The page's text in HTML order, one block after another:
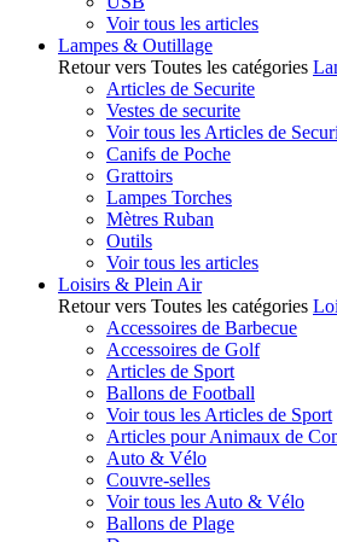
Voir tous les articles
Lampes & Outillage
Retour vers Toutes les catégories
Articles de Securite
Vestes de securite
Voir tous les Articles de
Canifs de Poche
Grattoirs
Lampes Torches
Mètres Ruban
Outils
Voir tous les articles
Loisirs & Plein Air
Retour vers Toutes les catégories
Accessoires de Barbecue
Accessoires de Golf
Articles de Sport
Ballons de Football
Voir tous les Articles de Sport
Articles pour Animaux de
Auto & Vélo
Couvre-selles
Voir tous les Auto & Vélo
Ballons de Plage